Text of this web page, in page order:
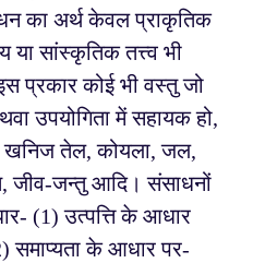
का अर्थ केवल प्राकृतिक
या सांस्कृतिक तत्त्व भी
प्रकार कोई भी वस्तु जो
उपयोगिता में सहायक हो,
तेल, कोयला, जल,
जीव-जन्तु आदि। संसाधनों
(1) उत्पत्ति के आधार
समाप्यता के आधार पर-